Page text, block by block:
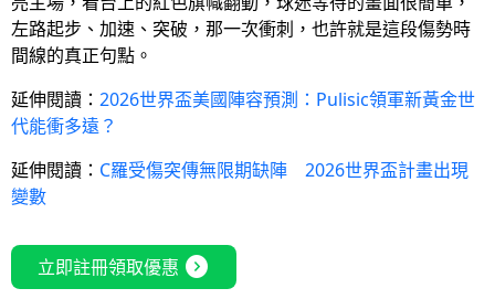
左路起步、加速、突破，那一次衝刺，也許就是這段傷勢時
間線的真正句點。
延伸閱讀： 2026世界盃美國陣容預測：Pulisic領軍新黃金世
代能衝多遠？
延伸閱讀： C羅受傷突傳無限期缺陣 2026世界盃計畫出現
變數
立即註冊領取優惠 expand_circle_right